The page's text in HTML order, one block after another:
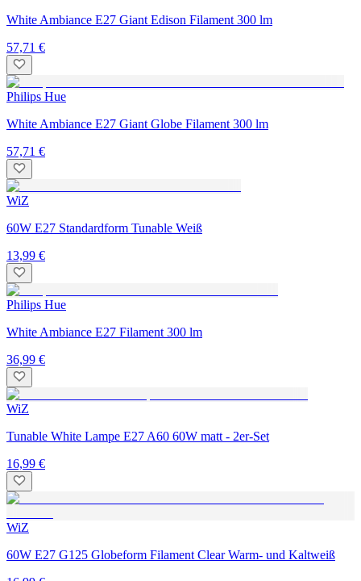
White Ambiance E27 Giant Edison Filament 300 lm
57,71 €
Philips Hue
White Ambiance E27 Giant Globe Filament 300 lm
57,71 €
WiZ
60W E27 Standardform Tunable Weiß
13,99 €
Philips Hue
White Ambiance E27 Filament 300 lm
36,99 €
WiZ
Tunable White Lampe E27 A60 60W matt - 2er-Set
16,99 €
WiZ
60W E27 G125 Globeform Filament Clear Warm- und Kaltweiß